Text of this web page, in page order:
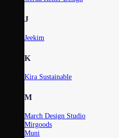
J
Jeekim
K
Kira Sustainable
M
March Design Studio
Mirgoods
Muni